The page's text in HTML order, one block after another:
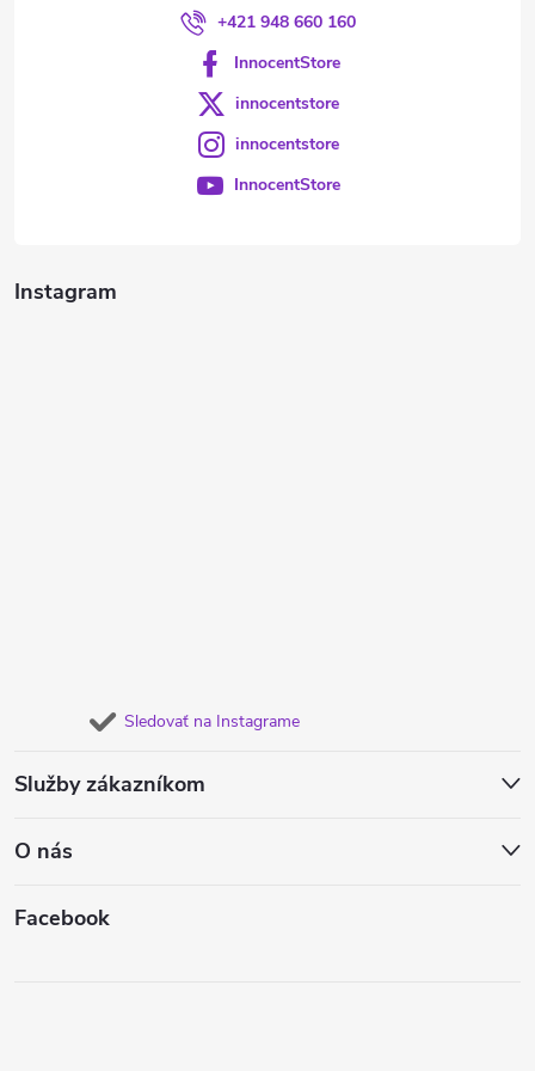
Instagram
Sledovať na Instagrame
Služby zákazníkom
O nás
Facebook
+421 948 660 160
InnocentStore
innocentstore
innocentstore
InnocentStore